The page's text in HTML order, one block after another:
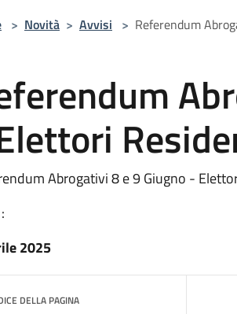
> Novità > Avvisi > Referendum
Abrogativi 8 e 9 Giugno -
2025
DELLA PAGINA